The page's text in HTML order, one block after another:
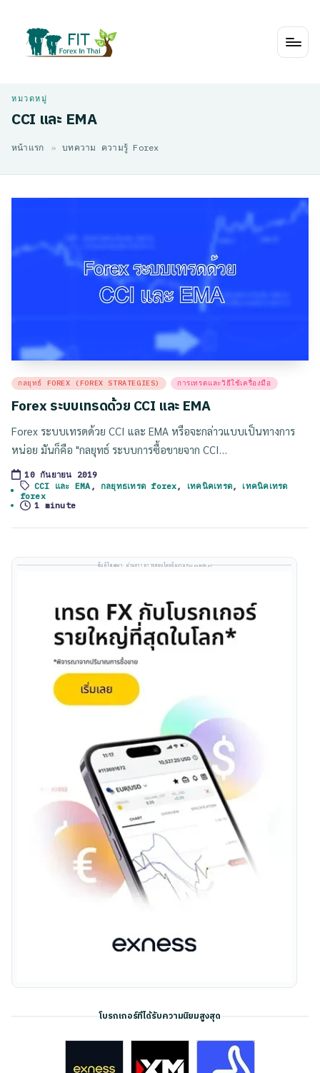
CCI และ EMA
หน้าแรก » บทความ ความรู้ Forex
Posted
กลยุทธ์ FOREX (FOREX STRATEGIES) การเทรดและวิธีใช้เครื่องมือ
Forex ระบบเทรดด้วย CCI และ EMA
Forex ระบบเทรดด้วย CCI และ EMA หรือจะกล่าวแบบเป็นทางการ
หน่อย มันก็คือ "กลยุทธ์ ระบบการซื้อขายจาก CCI…
10 กันยายน 2019
Tags:CCI และ EMA , กลยุทธเทรด forex , เทคนิคเทรด , เทคนิคเทรด
forex
1 minute
พื้นที่โฆษณา · ผ่านการตรวจสอบโดยทีมงาน Forexinthai
โบรกเกอร์ที่ได้รับความนิยมสูงสุด